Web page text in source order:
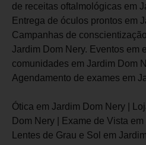
de receitas oftalmológicas em
Entrega de óculos prontos em
Campanhas de
Jardim Dom Nery. Eventos em
comunidades em Jardim Dom
Agendamento de exames em
Ótica em Jardim Dom Nery |
Dom Nery | Exame de Vista em
Lentes de Grau e Sol em